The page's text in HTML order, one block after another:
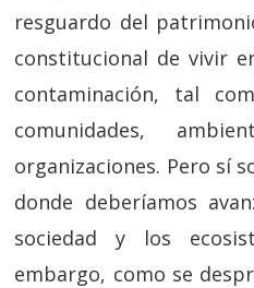
resguardo del
constitucional de vivir
contaminación, tal
comunidades,
organizaciones. Pero sí
donde deberíamos
sociedad y los
embargo, como se